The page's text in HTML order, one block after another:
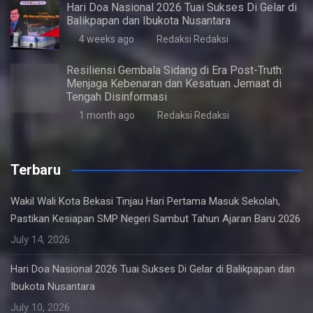
Hari Doa Nasional 2026 Tuai Sukses Di Gelar di
Balikpapan dan Ibukota Nusantara
4 weeks ago Redaksi Redaksi
Resiliensi Gembala Sidang di Era Post-Truth:
Menjaga Kebenaran dan Kesatuan Jemaat di
Tengah Disinformasi
1 month ago Redaksi Redaksi
Terbaru
Wakil Wali Kota Bekasi Tinjau Hari Pertama Masuk Sekolah,
Pastikan Kesiapan SMP Negeri Sambut Tahun Ajaran Baru 2026
July 14, 2026
Hari Doa Nasional 2026 Tuai Sukses Di Gelar di Balikpapan dan
Ibukota Nusantara
July 10, 2026